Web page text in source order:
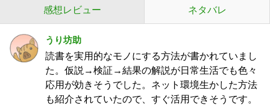
感想レビュー ネタバレ
うり坊助
読書を実用的なモノにする方法が書かれていまし
た。仮説→検証→結果の解説が日常生活でも色々
応用が効きそうでした。ネット環境生かした方法
も紹介されていたので、すぐ活用できそうです。